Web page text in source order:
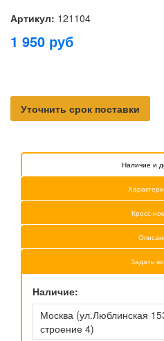
Артикул: 121104
1 950 руб
Уточнить срок поставки
Наличие и
Кросс-
Задать
Наличие:
Москва (ул.Люблинская
строение 4)